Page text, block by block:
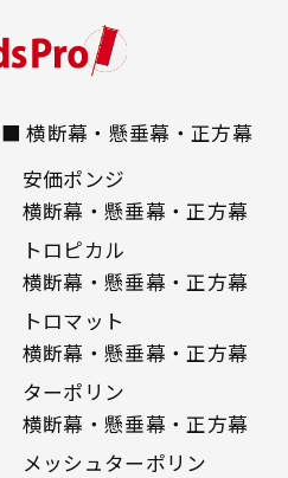
■ 横断幕・懸垂幕・正方幕
安価ポンジ
横断幕・懸垂幕・正方幕
トロピカル
横断幕・懸垂幕・正方幕
トロマット
横断幕・懸垂幕・正方幕
ターポリン
横断幕・懸垂幕・正方幕
メッシュターポリン